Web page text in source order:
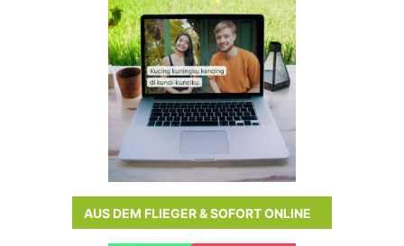
AUS DEM FLIEGER & SOFORT ONLINE